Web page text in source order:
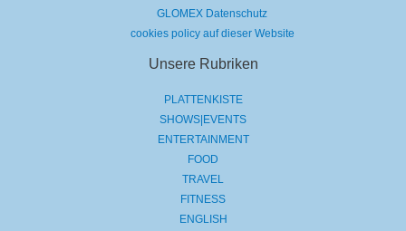
GLOMEX Datenschutz
cookies policy auf dieser Website
Unsere Rubriken
PLATTENKISTE
SHOWS|EVENTS
ENTERTAINMENT
FOOD
TRAVEL
FITNESS
ENGLISH